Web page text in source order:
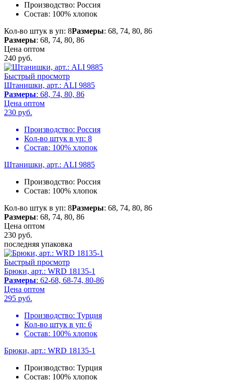
Производство: Россия
Состав: 100% хлопок
Кол-во штук в уп: 8Размеры: 68, 74, 80, 86
Размеры: 68, 74, 80, 86
Цена оптом
240 руб.
Быстрый просмотр
Штанишки, арт.: ALI 9885
Размеры: 68, 74, 80, 86
Цена оптом
230 руб.
Производство: Россия
Кол-во штук в уп: 8
Состав: 100% хлопок
Штанишки, арт.: ALI 9885
Производство: Россия
Состав: 100% хлопок
Кол-во штук в уп: 8Размеры: 68, 74, 80, 86
Размеры: 68, 74, 80, 86
Цена оптом
230 руб.
последняя упаковка
Быстрый просмотр
Брюки, арт.: WRD 18135-1
Размеры: 62-68, 68-74, 80-86
Цена оптом
295 руб.
Производство: Турция
Кол-во штук в уп: 6
Состав: 100% хлопок
Брюки, арт.: WRD 18135-1
Производство: Турция
Состав: 100% хлопок